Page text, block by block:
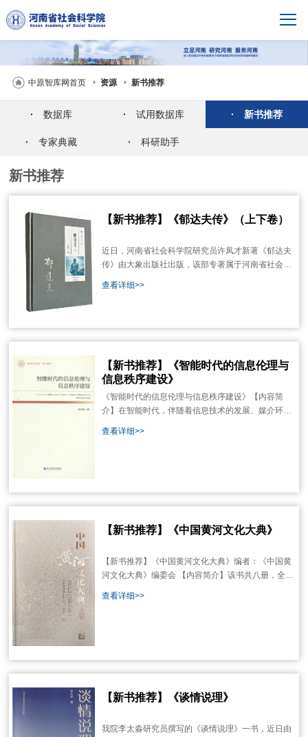
中原智库网首页 资源 新书推荐
· 数据库 · 试用数据库 · 新书推荐
· 专家典藏 · 科研助手
新书推荐
【新书推荐】《郁达夫传》（上下卷）
近日，河南省社会科学院研究员许凤才新著《郁达夫
传》由大象出版社出版，该部专著属于河南省社会科
90余万字的人物传记，运用大量第一手文献资料，史
查看详细>>
【新书推荐】《智能时代的信息伦理与
信息秩序建设》
《智能时代的信息伦理与信息秩序建设》【内容简
介】在智能时代，伴随着信息技术的发展、媒介环境
许多传统意义上不在伦理范畴内的事物进入伦理领
不
查看详细>>
【新书推荐】《中国黄河文化大典》
【新书推荐】《中国黄河文化大典》编者：《中国黄
河文化大典》编委会 【内容简介】该书共八册，全面
代黄河治理的理论与实践，传承了经典典籍中蕴含的
查看详细>>
【新书推荐】《谈情说理》
我院李太淼研究员撰写的《谈情说理》一书，近日由